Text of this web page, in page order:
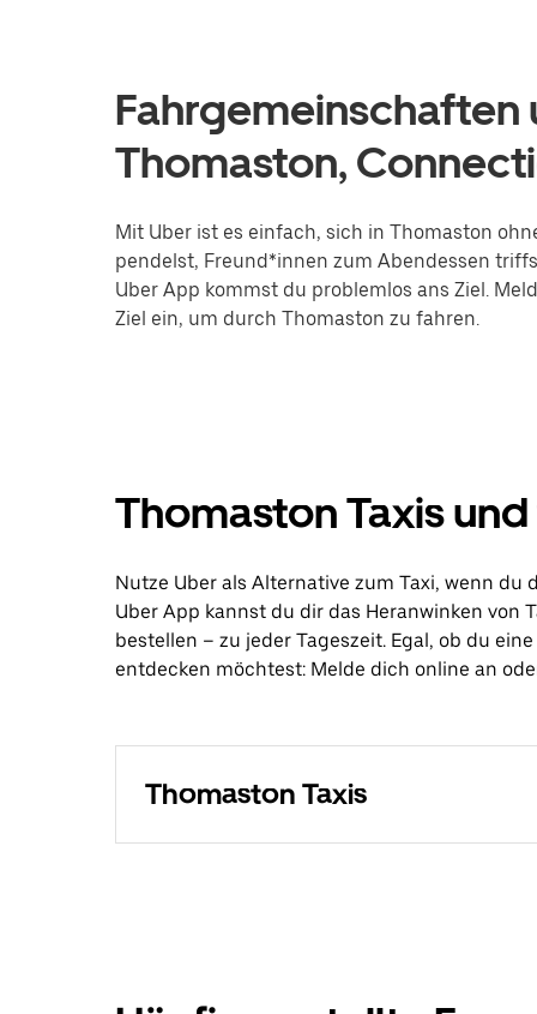
Fahrgemeinschaften
Thomaston,
Mit Uber ist es einfach, sich in Thomaston
pendelst, Freund*innen zum Abendessen
Uber App kommst du problemlos ans Ziel.
Ziel ein, um durch Thomaston zu fahren.
Thomaston Taxis
Nutze Uber als Alternative zum Taxi, wenn
Uber App kannst du dir das Heranwinken von
bestellen – zu jeder Tageszeit. Egal, ob du
entdecken möchtest: Melde dich online an
Thomaston Taxis